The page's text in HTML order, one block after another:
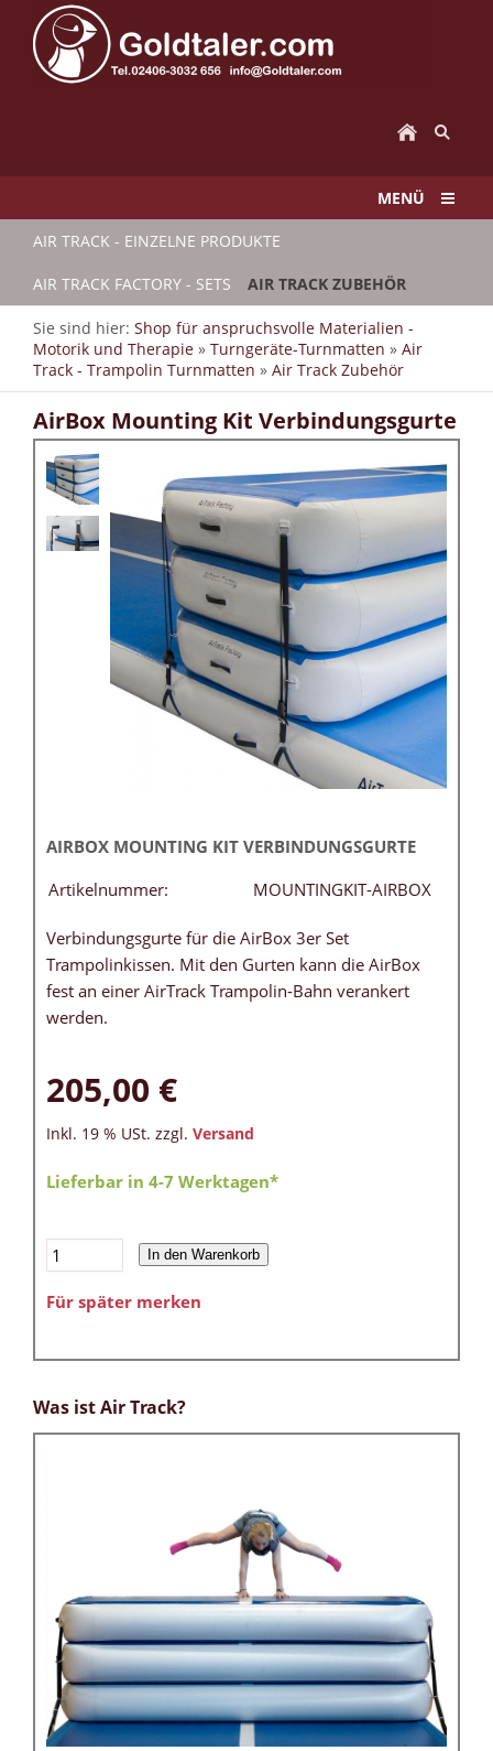
MENÜ
AIR TRACK - EINZELNE PRODUKTE
AIR TRACK FACTORY - SETS AIR TRACK ZUBEHÖR
Sie sind hier: Shop für anspruchsvolle Materialien -
Motorik und Therapie » Turngeräte-Turnmatten » Air
Track - Trampolin Turnmatten » Air Track Zubehör
AirBox Mounting Kit Verbindungsgurte
AIRBOX MOUNTING KIT VERBINDUNGSGURTE
Artikelnummer:
MOUNTINGKIT-AIRBOX
Verbindungsgurte für die AirBox 3er Set
Trampolinkissen. Mit den Gurten kann die AirBox
fest an einer AirTrack Trampolin-Bahn verankert
werden.
205,00 €
Inkl. 19 % USt. zzgl. Versand
Lieferbar in 4-7 Werktagen*
In den Warenkorb
Für später merken
Was ist Air Track?